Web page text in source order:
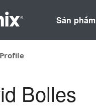
Sản phẩm
Profile
Bolles